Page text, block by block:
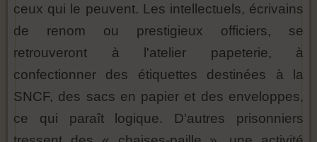
ceux qui le peuvent. Les intellectuels, écrivains
de renom ou prestigieux officiers, se
retrouveront à l'atelier papeterie, à
confectionner des étiquettes destinées à la
SNCF, des sacs en papier et des enveloppes,
ce qui paraît logique. D'autres prisonniers